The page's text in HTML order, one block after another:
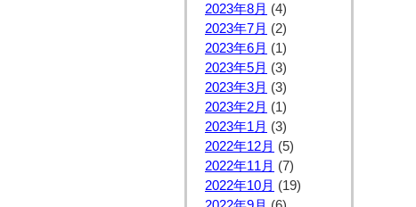
2023年8月 (4)
2023年7月 (2)
2023年6月 (1)
2023年5月 (3)
2023年3月 (3)
2023年2月 (1)
2023年1月 (3)
2022年12月 (5)
2022年11月 (7)
2022年10月 (19)